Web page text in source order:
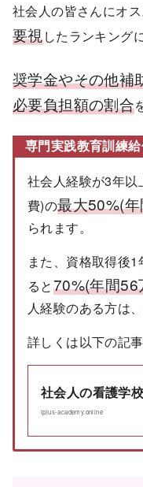
社会人の皆さんにオス
要視したランキング
奨学金やその他補
必要負担額の割合
専門実践教育訓練
社会人経験が3年以
費)の最大50%(
られます。
また、資格取得後
ると70%(年間56
人経験のある方は
詳しくは以下の記
社会人の看護学
iplus-academy.online